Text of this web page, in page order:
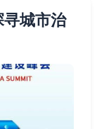
城市治